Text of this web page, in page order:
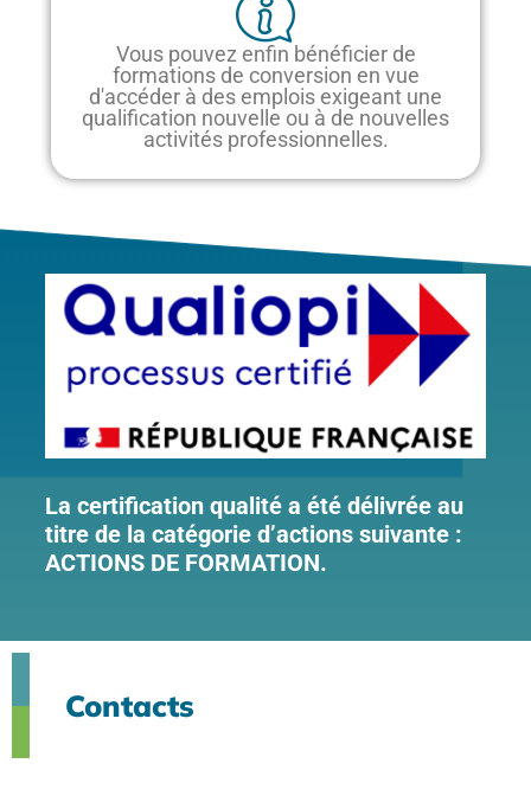
Vous pouvez enfin bénéficier de
formations de conversion en vue
d'accéder à des emplois exigeant une
qualification nouvelle ou à de nouvelles
activités professionnelles.
La certification qualité a été délivrée au
titre de la catégorie d’actions suivante :
ACTIONS DE FORMATION.
Contacts